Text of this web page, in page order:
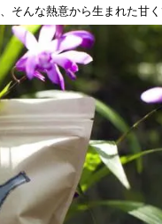
そんな熱意から生まれた甘